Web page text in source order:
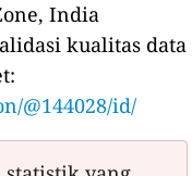
India
kualitas data
@144028/id/